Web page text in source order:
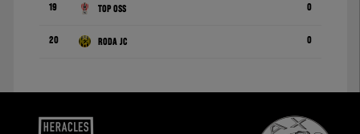
19 TOP Oss 0
20 Roda JC 0